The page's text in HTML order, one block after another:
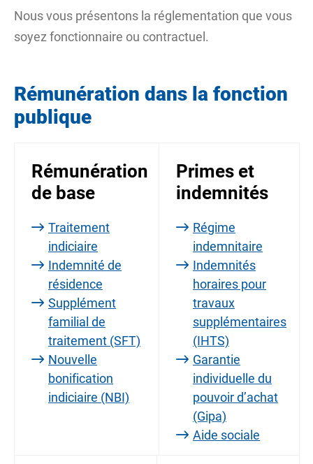
Nous vous présentons la réglementation que vous
soyez fonctionnaire ou contractuel.
Rémunération dans la fonction
publique
Rémunération
de base
Traitement
indiciaire
Indemnité de
résidence
Supplément
familial de
traitement (SFT)
Nouvelle
bonification
indiciaire (NBI)
Primes et
indemnités
Régime
indemnitaire
Indemnités
horaires pour
travaux
supplémentaires
(IHTS)
Garantie
individuelle du
pouvoir d’achat
(Gipa)
Aide sociale